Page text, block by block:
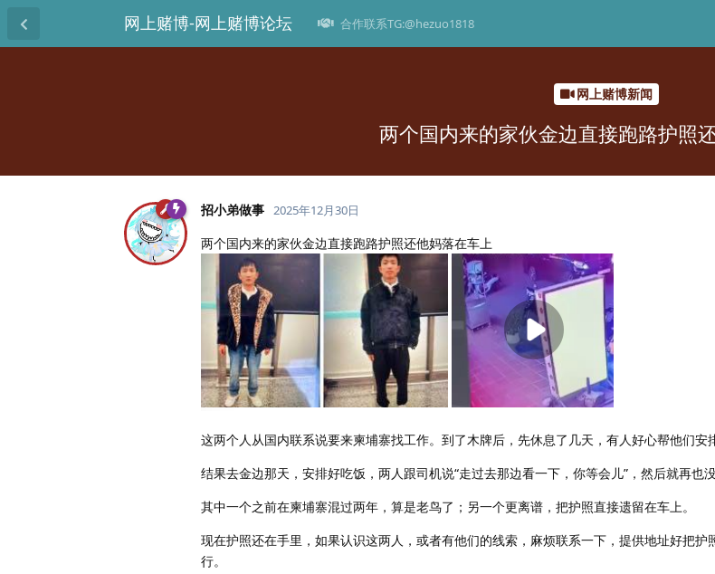
网上赌博-网上赌博论坛 合作联系TG:@hezuo1818
网上赌博新闻
两个国内来的家伙金边直接跑路护照
招小弟做事 2025年12月30日
两个国内来的家伙金边直接跑路护照还他妈落在车上
这两个人从国内联系说要来柬埔寨找工作。到了木牌后，先休息了几天，有人好心帮他们安
结果去金边那天，安排好吃饭，两人跟司机说“走过去那边看一下，你等会儿”，然后就再也
其中一个之前在柬埔寨混过两年，算是老鸟了；另一个更离谱，把护照直接遗留在车上。
现在护照还在手里，如果认识这两人，或者有他们的线索，麻烦联系一下，提供地址好把护
行。